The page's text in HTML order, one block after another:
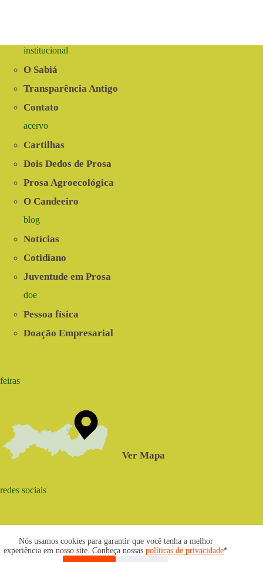
Nós usamos cookies para garantir que você tenha a melhor
experiência em nosso site. Conheça nossaspolíticas de privacidade*
institucional
O Sabiá
Transparência Antigo
Contato
acervo
Cartilhas
Dois Dedos de Prosa
Prosa Agroecológica
O Candeeiro
blog
Notícias
Cotidiano
Juventude em Prosa
doe
Pessoa física
Doação Empresarial
feiras
Ver Mapa
redes sociais
2021 © www.centrosabia.org.br